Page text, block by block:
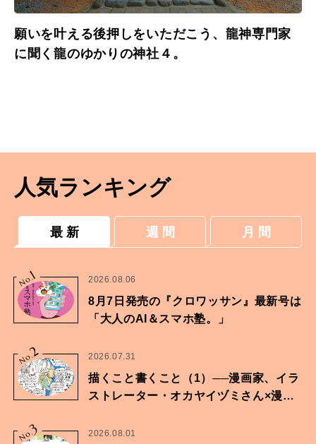
願いを叶える後押しをいただこう、龍神専門家
に聞く龍のゆかりの神社４。
人気ランキング
最 新 週 間 月 間
No.
1 2026.08.06
8月7日発売の『クロワッサン』最新号は
「大人のAI＆スマホ塾。」
No.2 2026.07.31
描くこと書くこと（1）──漫画家、イラ
ストレーター・オカヤイヅミさん×漫画
No.
3 2026.08.01